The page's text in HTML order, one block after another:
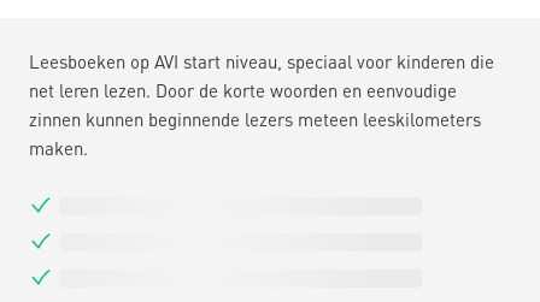
Leesboeken op AVI start niveau, speciaal voor kinderen die
net leren lezen. Door de korte woorden en eenvoudige
zinnen kunnen beginnende lezers meteen leeskilometers
maken.